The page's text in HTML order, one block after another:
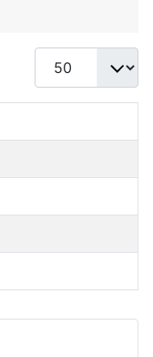
Anzeige #